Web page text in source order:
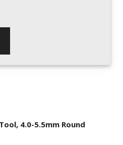
4.0-5.5mm Round